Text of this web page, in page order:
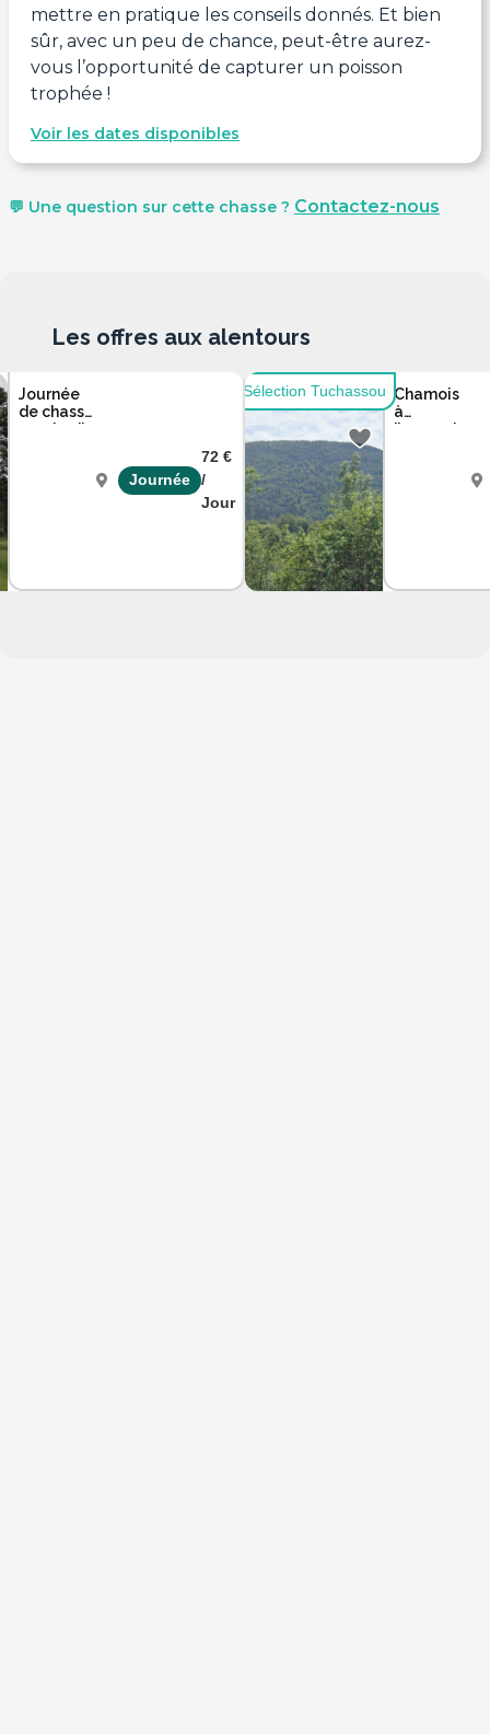
mettre en pratique les conseils donnés. Et bien
sûr, avec un peu de chance, peut-être aurez-
vous l’opportunité de capturer un poisson
trophée !
Voir les dates disponibles
💬 Une question sur cette chasse ? Contactez-nous
Journée
de chasse
vendredi
Journée
72 €
/
Jour
Sélection Tuchassou Chamois
à
l’approche
Les offres aux alentours